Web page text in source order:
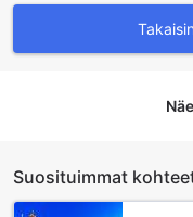
Suosituimmat